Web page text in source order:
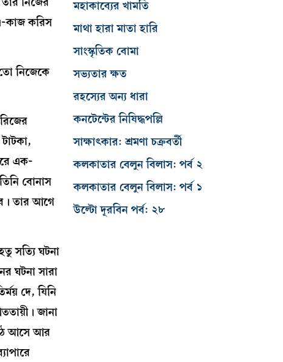
কাজ করিস
নিজেকে
এক-
বোনাস
তার আগে
সত্যি ঘটনা
ঘটনা সারা
দে, যিনি
জানা
আসে আর
মহাকাব্যের খামতি
মাথা হারা মাতা হারি
সাংস্কৃতিক বোমা
সভ্যতার ক্ষত
রহস্যের অন্য ধারা
কনটেন্টের নিষিদ্ধপল্লি
সাক্ষাৎকার: শ্রমণা চক্রবর্তী
কলকাতার বেলুন বিলাস: পর্ব ২
কলকাতার বেলুন বিলাস: পর্ব ১
উল্টো দূরবিন পর্ব: ২৮